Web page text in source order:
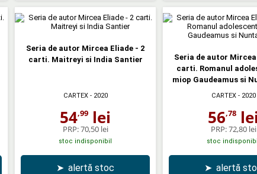
Seria de autor Mircea Eliade - 2
carti. Maitreyi si India Santier
CARTEX- 2020
54,99 lei
PRP:70,50 lei
stoc indisponibil
➤ alertă stoc
Seria de autor Mircea
carti. Romanul
miop Gaudeamus si
CARTEX- 2020
56,78 lei
PRP:72,80 lei
stoc
➤ alertă